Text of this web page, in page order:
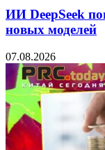
ИИ DeepSeek
новых моделей
07.08.2026